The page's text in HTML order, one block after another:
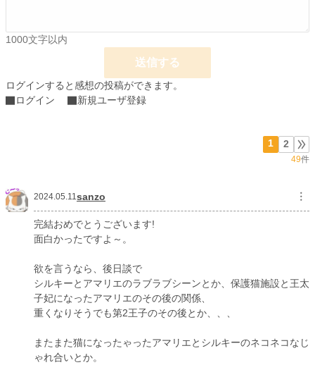
1,328 pt (20,430 位)
74,322 pt (7,671 位)
累計ポイント 2,107,670 pt (2,590 位)
1000文字以内
送信する
ログインすると感想の投稿ができます。
ログイン
新規ユーザ登録
1 2
49件
2024.05.11sanzo ︙
完結おめでとうございます!
面白かったですよ～。
欲を言うなら、後日談で
シルキーとアマリエのラブラブシーンとか、保護猫施設と王太
子妃になったアマリエのその後の関係、
重くなりそうでも第2王子のその後とか、、、
またまた猫になったゃったアマリエとシルキーのネコネコなじ
ゃれ合いとか。